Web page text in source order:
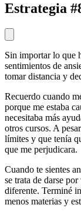
Estrategia
Sin importar lo que
sentimientos de
tomar distancia y
Recuerdo cuando
porque me estaba
necesitaba más
otros cursos. A
límites y que tenía
que me perjudicara.
Cuando te sientes
se trata de darse
diferente. Terminé
menos materias y